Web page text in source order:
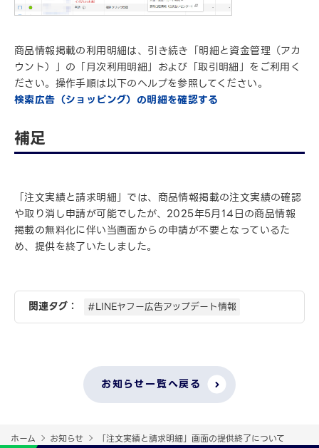
商品情報掲載の利用明細は、引き続き「明細と資金管理（アカ
ウント）」の「月次利用明細」および「取引明細」をご利用く
ださい。操作手順は以下のヘルプを参照してください。
検索広告（ショッピング）の明細を確認する
補足
「注文実績と請求明細」では、商品情報掲載の注文実績の確認
や取り消し申請が可能でしたが、2025年5月14日の商品情報
掲載の無料化に伴い当画面からの申請が不要となっているた
め、提供を終了いたしました。
関連タグ： #LINEヤフー広告アップデート情報
お知らせ一覧へ戻る
ホーム お知らせ 「注文実績と請求明細」画面の提供終了について